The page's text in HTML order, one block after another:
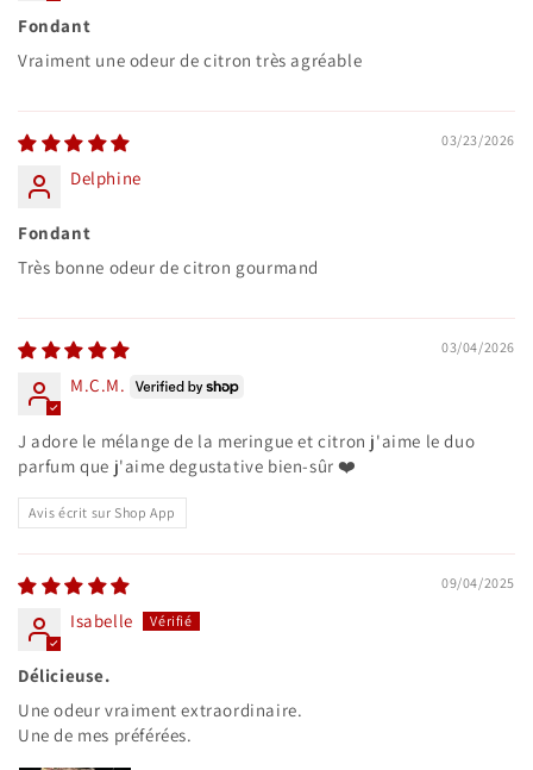
Fondant
Vraiment une odeur de citron très agréable
03/23/2026
Delphine
Fondant
Très bonne odeur de citron gourmand
03/04/2026
M.C.M.
J adore le mélange de la meringue et citron j'aime le duo
parfum que j'aime degustative bien-sûr ❤️
Avis écrit sur Shop App
09/04/2025
Isabelle
Délicieuse.
Une odeur vraiment extraordinaire.
Une de mes préférées.